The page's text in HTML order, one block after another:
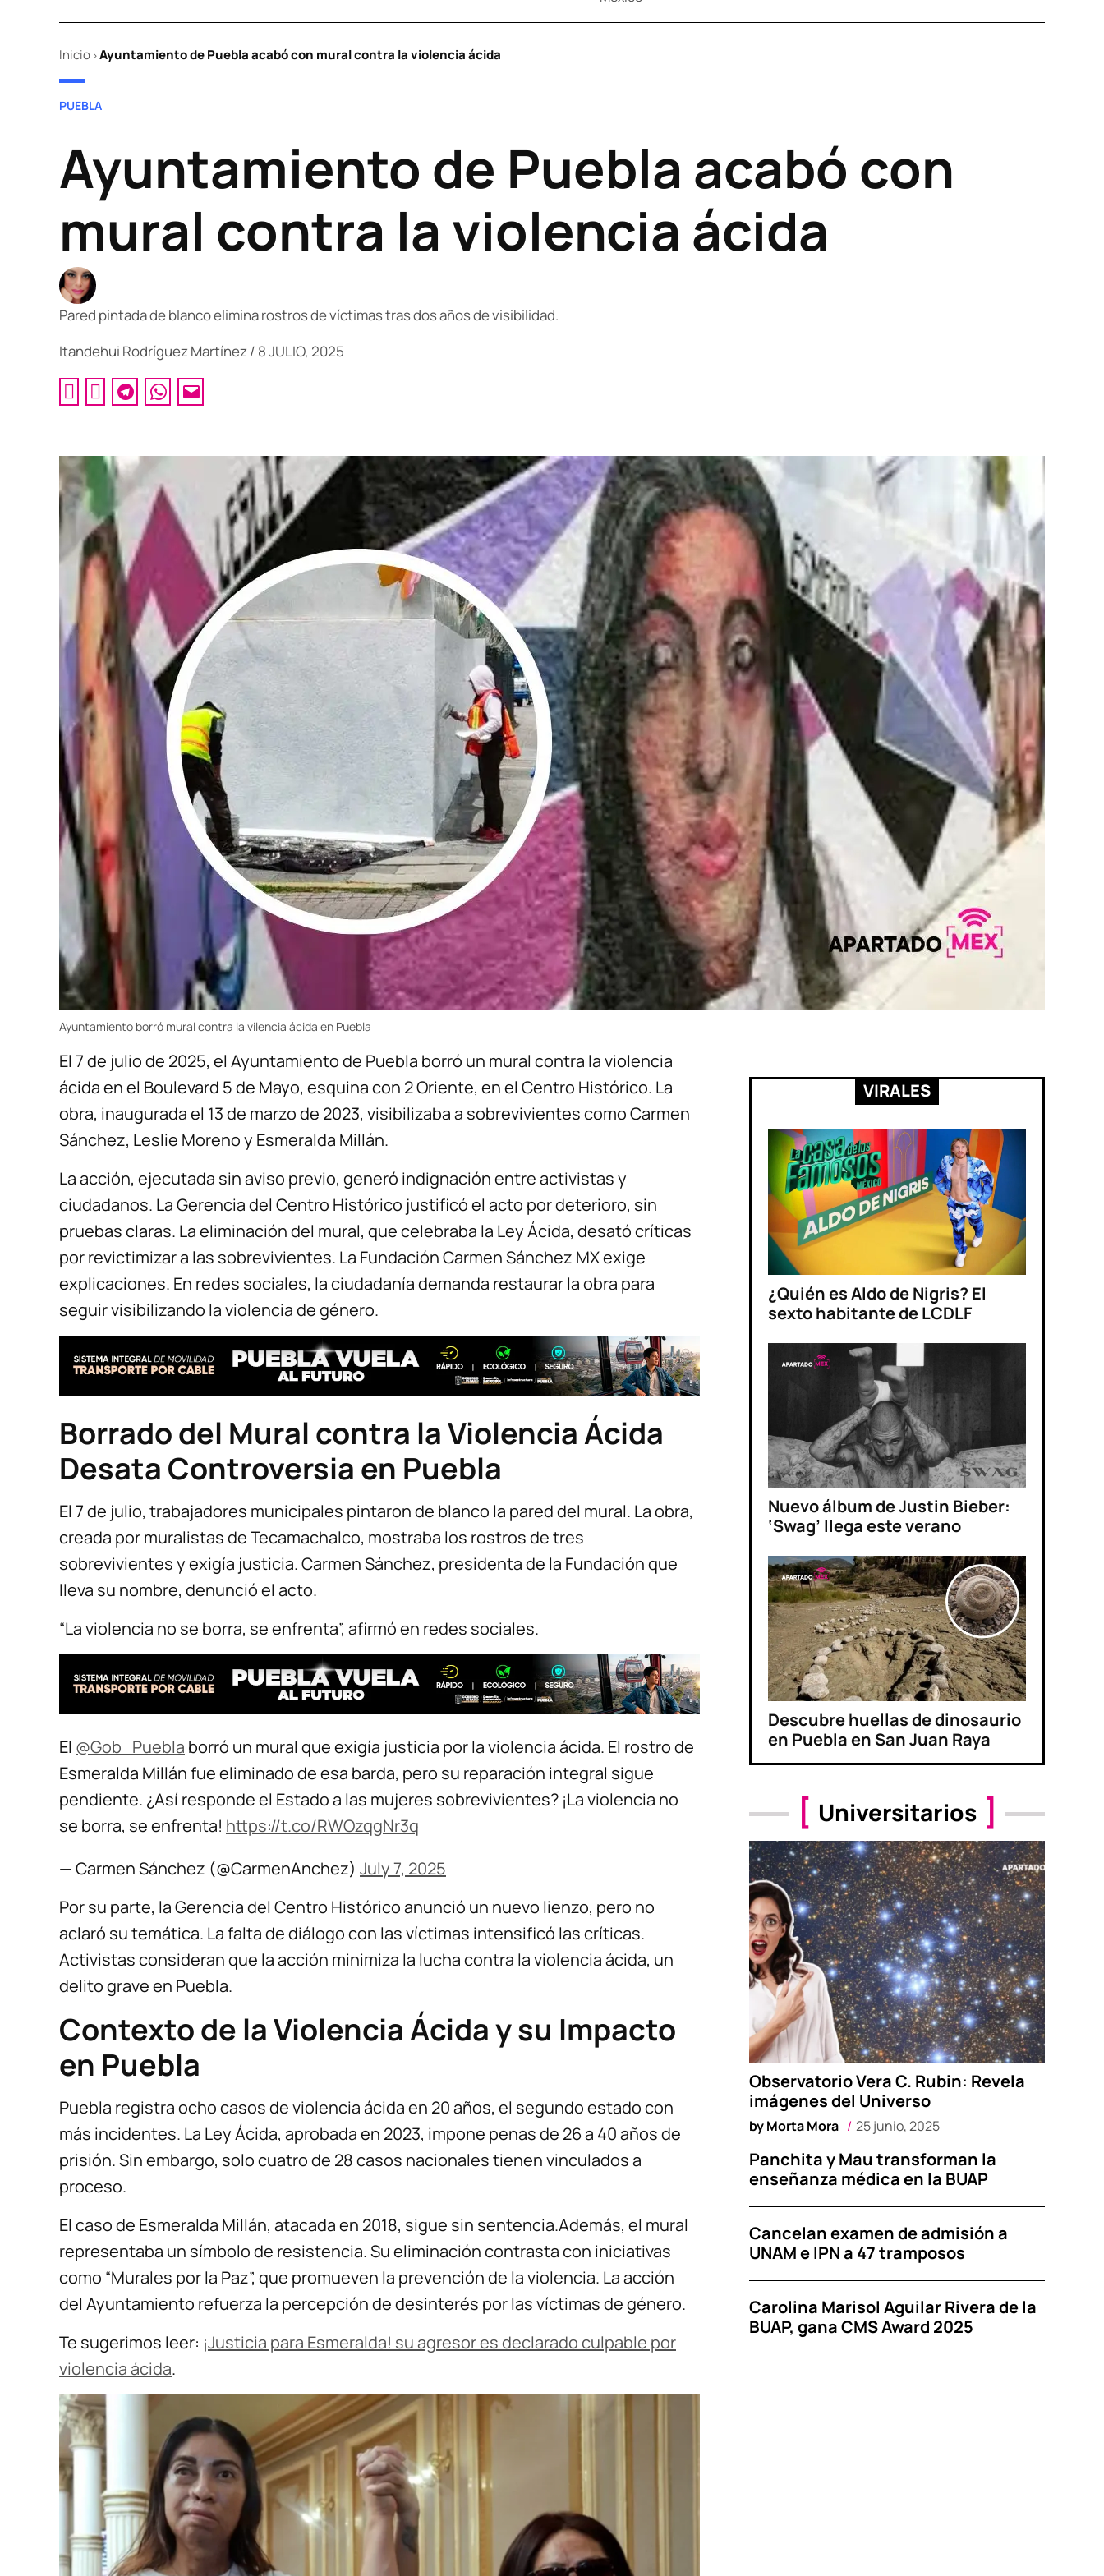
Inicio >Ayuntamiento de Puebla acabó con mural contra la violencia ácida
POSTED
PUEBLA
Ayuntamiento de Puebla acabó con
mural contra la violencia ácida
Pared pintada de blanco elimina rostros de víctimas tras dos años de visibilidad.
Itandehui Rodríguez Martínez / 8 JULIO, 2025
Ayuntamiento borró mural contra la vilencia ácida en Puebla
El 7 de julio de 2025, el Ayuntamiento de Puebla borró un mural contra la violencia
ácida en el Boulevard 5 de Mayo, esquina con 2 Oriente, en el Centro Histórico. La
obra, inaugurada el 13 de marzo de 2023, visibilizaba a sobrevivientes como Carmen
Sánchez, Leslie Moreno y Esmeralda Millán.
La acción, ejecutada sin aviso previo, generó indignación entre activistas y
ciudadanos. La Gerencia del Centro Histórico justificó el acto por deterioro, sin
pruebas claras. La eliminación del mural, que celebraba la Ley Ácida, desató críticas
por revictimizar a las sobrevivientes. La Fundación Carmen Sánchez MX exige
explicaciones. En redes sociales, la ciudadanía demanda restaurar la obra para
seguir visibilizando la violencia de género.
Borrado del Mural contra la Violencia Ácida
Desata Controversia en Puebla
El 7 de julio, trabajadores municipales pintaron de blanco la pared del mural. La obra,
creada por muralistas de Tecamachalco, mostraba los rostros de tres
sobrevivientes y exigía justicia. Carmen Sánchez, presidenta de la Fundación que
lleva su nombre, denunció el acto.
“La violencia no se borra, se enfrenta”, afirmó en redes sociales.
El @Gob_Puebla borró un mural que exigía justicia por la violencia ácida. El rostro de
Esmeralda Millán fue eliminado de esa barda, pero su reparación integral sigue
pendiente. ¿Así responde el Estado a las mujeres sobrevivientes? ¡La violencia no
se borra, se enfrenta! https://t.co/RWOzqgNr3q
— Carmen Sánchez (@CarmenAnchez) July 7, 2025
Por su parte, la Gerencia del Centro Histórico anunció un nuevo lienzo, pero no
aclaró su temática. La falta de diálogo con las víctimas intensificó las críticas.
Activistas consideran que la acción minimiza la lucha contra la violencia ácida, un
delito grave en Puebla.
Contexto de la Violencia Ácida y su Impacto
en Puebla
Puebla registra ocho casos de violencia ácida en 20 años, el segundo estado con
más incidentes. La Ley Ácida, aprobada en 2023, impone penas de 26 a 40 años de
prisión. Sin embargo, solo cuatro de 28 casos nacionales tienen vinculados a
proceso.
El caso de Esmeralda Millán, atacada en 2018, sigue sin sentencia.Además, el mural
representaba un símbolo de resistencia. Su eliminación contrasta con iniciativas
como “Murales por la Paz”, que promueven la prevención de la violencia. La acción
del Ayuntamiento refuerza la percepción de desinterés por las víctimas de género.
Te sugerimos leer: ¡Justicia para Esmeralda! su agresor es declarado culpable por
violencia ácida.
VIRALES
¿Quién es Aldo de Nigris? El
sexto habitante de LCDLF
Nuevo álbum de Justin Bieber:
‘Swag’ llega este verano
Descubre huellas de dinosaurio
en Puebla en San Juan Raya
Universitarios
Observatorio Vera C. Rubin: Revela
imágenes del Universo
byMorta Mora 25 junio, 2025
Panchita y Mau transforman la
enseñanza médica en la BUAP
Cancelan examen de admisión a
UNAM e IPN a 47 tramposos
Carolina Marisol Aguilar Rivera de la
BUAP, gana CMS Award 2025